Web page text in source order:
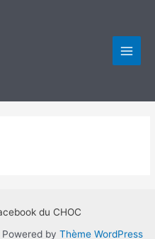
Main
du CHOC
by Thème WordPress